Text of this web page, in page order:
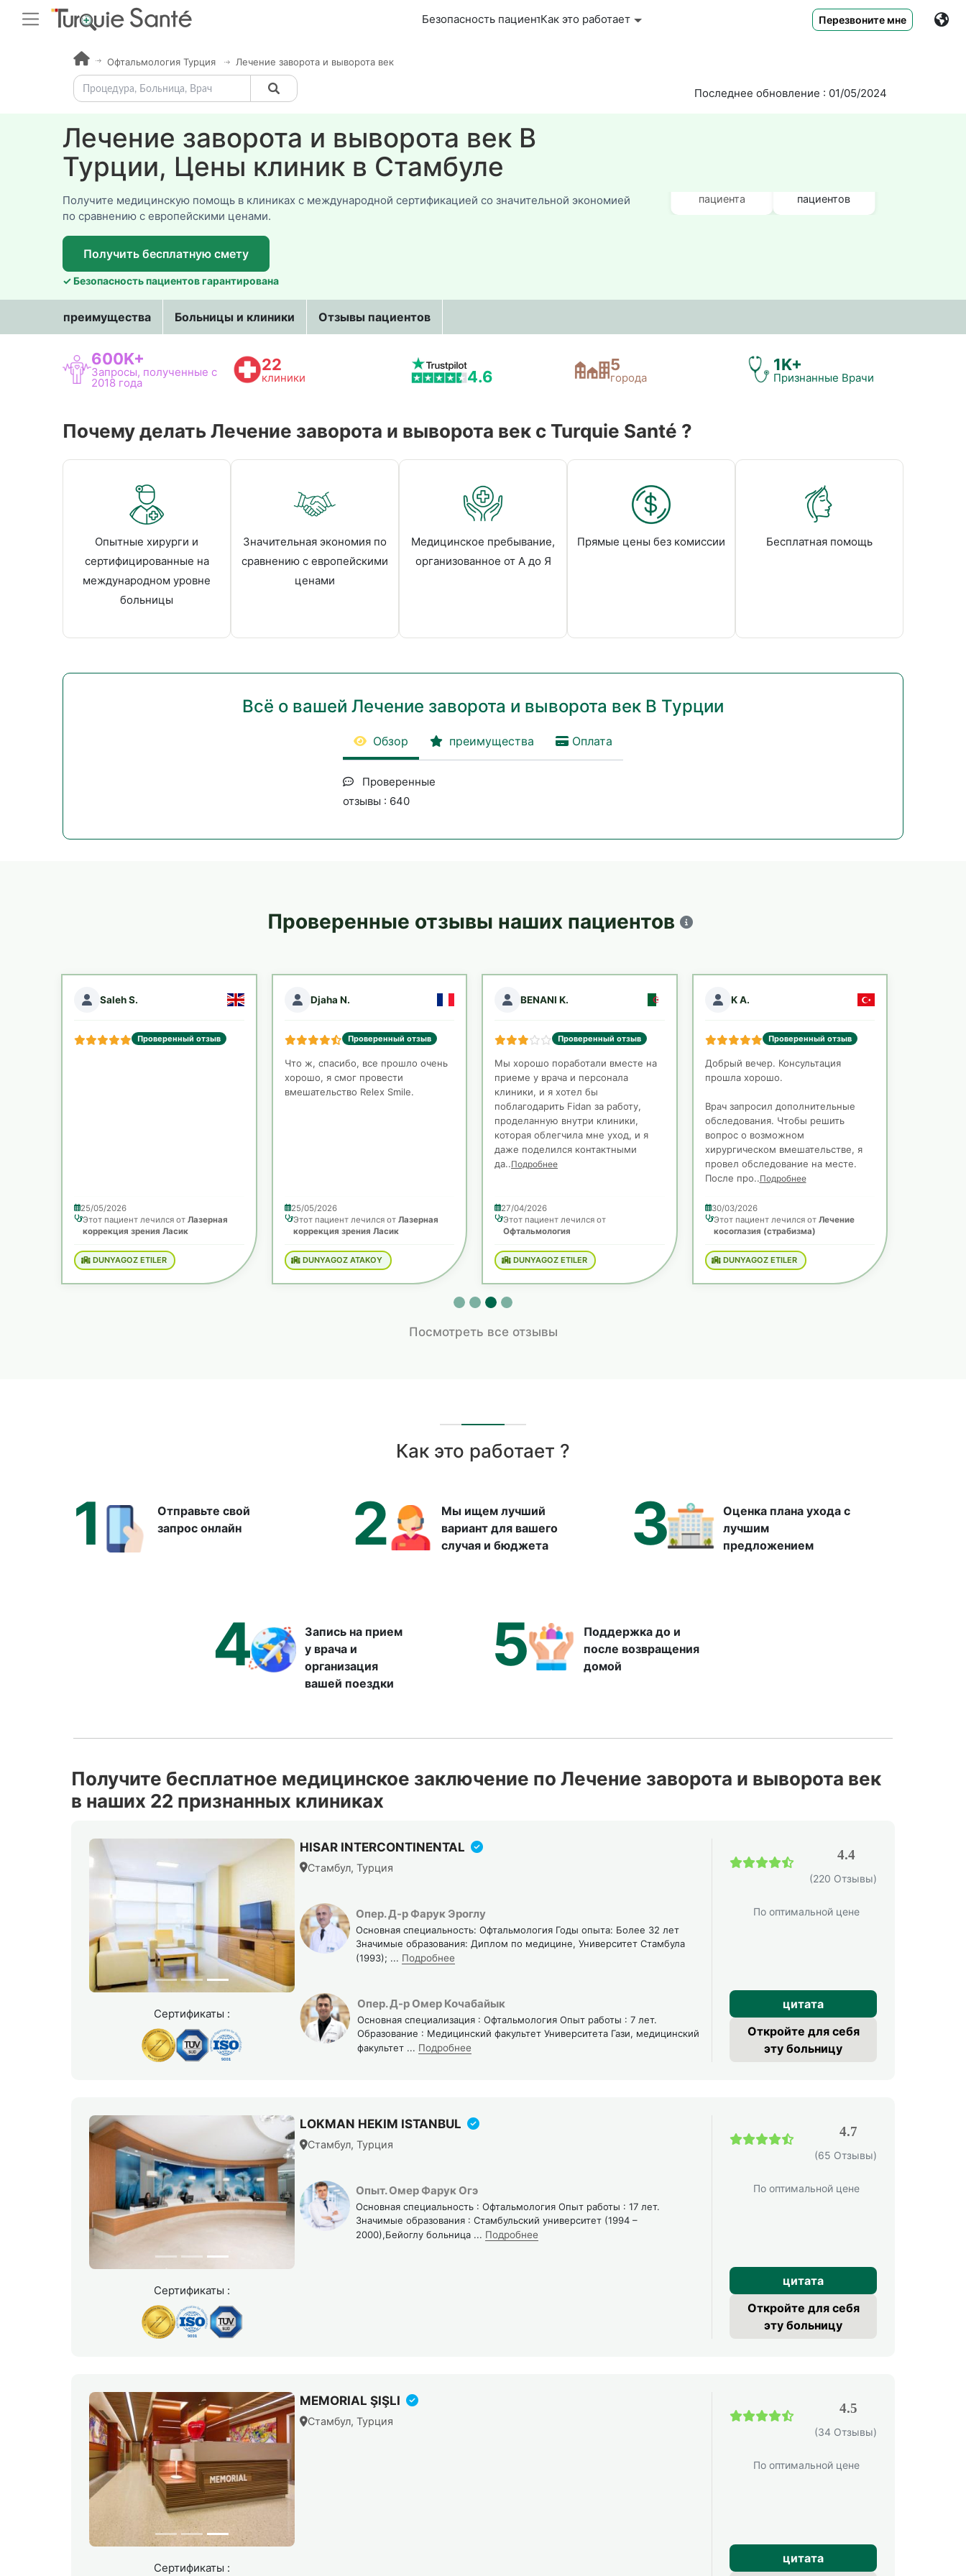
Безопасность пациентаКак это работает Перезвоните мне
Офтальмология Турция Лечение заворота и выворота век
Последнее обновление : 01/05/2024
Лечение заворота и выворота век В
Турции, Цены клиник в Стамбуле
Получите медицинскую помощь в клиниках с международной сертификацией со значительной экономией
по сравнению с европейскими ценами.
Получить бесплатную смету
✓ Безопасность пациентов гарантирована
пациента
пациентов
преимущества Больницы и клиники Отзывы пациентов
600K+
Запросы, полученные с
2018 года
22
клиники 4.6
5
города
1K+
Признанные Врачи
Почему делать Лечение заворота и выворота век c Turquie Santé ?
Опытные хирурги и
сертифицированные на
международном уровне
больницы
Значительная экономия по
сравнению с европейскими
ценами
Медицинское пребывание,
организованное от А до Я
Прямые цены без комиссии Бесплатная помощь
Всё о вашей Лечение заворота и выворота век В Турции
Обзор преимущества Оплата
Проверенные
отзывы : 640
Проверенные отзывы наших пациентов
Saleh S.
Проверенный отзыв
25/05/2026
Этот пациент лечился от Лазерная
коррекция зрения Ласик
DUNYAGOZ ETILER
Djaha N.
Проверенный отзыв
Что ж, спасибо, все прошло очень
хорошо, я смог провести
вмешательство Relex Smile.
25/05/2026
Этот пациент лечился от Лазерная
коррекция зрения Ласик
DUNYAGOZ ATAKOY
BENANI K.
Проверенный отзыв
Мы хорошо поработали вместе на
приеме у врача и персонала
клиники, и я хотел бы
поблагодарить Fidan за работу,
проделанную внутри клиники,
которая облегчила мне уход, и я
даже поделился контактными
да..Подробнее
27/04/2026
Этот пациент лечился от
Офтальмология
DUNYAGOZ ETILER
K A.
Проверенный отзыв
Добрый вечер. Консультация
прошла хорошо.
Врач запросил дополнительные
обследования. Чтобы решить
вопрос о возможном
хирургическом вмешательстве, я
провел обследование на месте.
После про..Подробнее
30/03/2026
Этот пациент лечился от Лечение
косоглазия (страбизма)
DUNYAGOZ ETILER
Посмотреть все отзывы
Как это работает ?
1
Отправьте свой
запрос онлайн
2
Мы ищем лучший
вариант для вашего
случая и бюджета
3
Оценка плана ухода с
лучшим
предложением
4
Запись на прием
у врача и
организация
вашей поездки
5
Поддержка до и
после возвращения
домой
Получите бесплатное медицинское заключение по Лечение заворота и выворота век
в наших 22 признанных клиниках
Сертификаты :
HISAR INTERCONTINENTAL
Стамбул, Турция
Опер. Д-р Фарук Эроглу
Основная специальность: Офтальмология Годы опыта: Более 32 лет
Значимые образования: Диплом по медицине, Университет Стамбула
(1993); ... Подробнее
Опер. Д-р Омер Кочабайык
Основная специализация : Офтальмология Опыт работы : 7 лет.
Образование : Медицинский факультет Университета Гази, медицинский
факультет ... Подробнее
4.4
(220 Отзывы)
По оптимальной цене
цитата
Откройте для себя
эту больницу
Сертификаты :
LOKMAN HEKIM ISTANBUL
Стамбул, Турция
Опыт. Омер Фарук Огэ
Основная специальность : Офтальмология Опыт работы : 17 лет.
Значимые образования : Стамбульский университет (1994 –
2000),Бейоглу больница ... Подробнее
4.7
(65 Отзывы)
По оптимальной цене
цитата
Откройте для себя
эту больницу
Сертификаты :
MEMORIAL ŞIŞLI
Стамбул, Турция
4.5
(34 Отзывы)
По оптимальной цене
цитата